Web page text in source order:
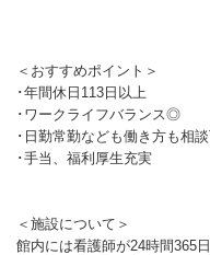
＜おすすめポイント＞
･年間休日113日以上
･ワークライフバランス◎
･日勤常勤なども働き方も相
･手当、福利厚生充実
＜施設について＞
館内には看護師が24時間365